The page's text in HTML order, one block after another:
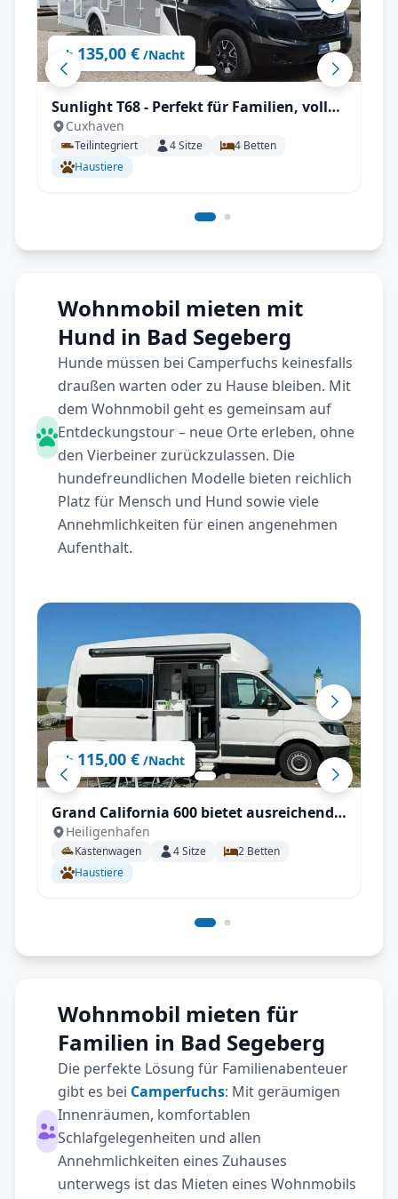
ab 135,00 € /Nacht
Sunlight T68 - Perfekt für Familien, voll
Autark, SAT, Zubehör inkl., uvm.
Cuxhaven
Teilintegriert 4Sitze 4 Betten
Haustiere
Wohnmobil mieten mit
Hund in Bad Segeberg
Hunde müssen bei Camperfuchs keinesfalls
draußen warten oder zu Hause bleiben. Mit
dem Wohnmobil geht es gemeinsam auf
Entdeckungstour – neue Orte erleben, ohne
den Vierbeiner zurückzulassen. Die
hundefreundlichen Modelle bieten reichlich
Platz für Mensch und Hund sowie viele
Annehmlichkeiten für einen angenehmen
Aufenthalt.
ab 115,00 € /Nacht
Grand California 600 bietet ausreichend
Platz für einen Urlaub ohne
Einschränkungen
Heiligenhafen
Kastenwagen 4Sitze 2 Betten
Haustiere
Wohnmobil mieten für
Familien in Bad Segeberg
Die perfekte Lösung für Familienabenteuer
gibt es bei Camperfuchs: Mit geräumigen
Innenräumen, komfortablen
Schlafgelegenheiten und allen
Annehmlichkeiten eines Zuhauses
unterwegs ist das Mieten eines Wohnmobils